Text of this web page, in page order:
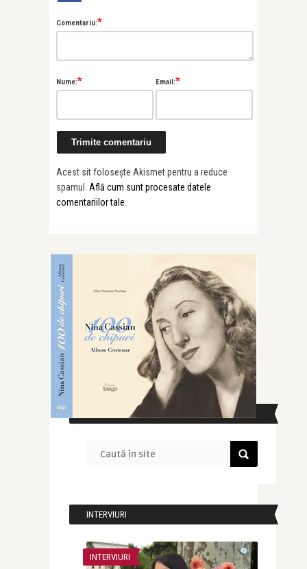
Comentariu:*
Nume:* Email:*
Acest sit folosește Akismet pentru a reduce
spamul. Află cum sunt procesate datele
comentariilor tale
CAUTĂ ÎN SITE
INTERVIURI
INTERVIURI